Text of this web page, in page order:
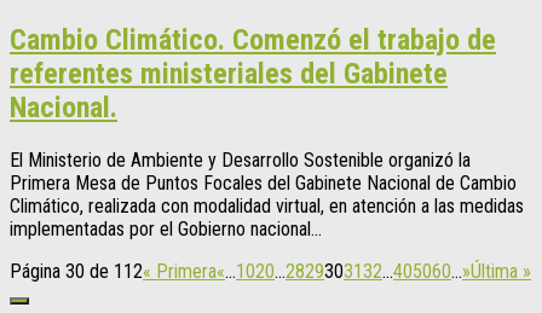
Cambio Climático. Comenzó el trabajo de
referentes ministeriales del Gabinete
Nacional.
El Ministerio de Ambiente y Desarrollo Sostenible organizó la
Primera Mesa de Puntos Focales del Gabinete Nacional de Cambio
Climático, realizada con modalidad virtual, en atención a las medidas
implementadas por el Gobierno nacional...
Página 30 de 112« Primera«...1020...2829303132...405060...»Última »